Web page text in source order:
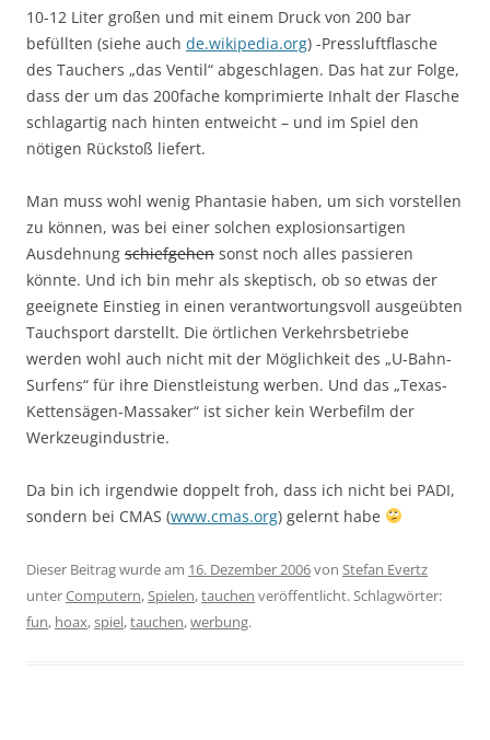
10-12 Liter großen und mit einem Druck von 200 bar
befüllten (siehe auch de.wikipedia.org) -Pressluftflasche
des Tauchers „das Ventil“ abgeschlagen. Das hat zur Folge,
dass der um das 200fache komprimierte Inhalt der Flasche
schlagartig nach hinten entweicht – und im Spiel den
nötigen Rückstoß liefert.
Man muss wohl wenig Phantasie haben, um sich vorstellen
zu können, was bei einer solchen explosionsartigen
Ausdehnung schiefgehen sonst noch alles passieren
könnte. Und ich bin mehr als skeptisch, ob so etwas der
geeignete Einstieg in einen verantwortungsvoll ausgeübten
Tauchsport darstellt. Die örtlichen Verkehrsbetriebe
werden wohl auch nicht mit der Möglichkeit des „U-Bahn-
Surfens“ für ihre Dienstleistung werben. Und das „Texas-
Kettensägen-Massaker“ ist sicher kein Werbefilm der
Werkzeugindustrie.
Da bin ich irgendwie doppelt froh, dass ich nicht bei PADI,
sondern bei CMAS (www.cmas.org) gelernt habe
Dieser Beitrag wurde am 16. Dezember 2006von Stefan Evertz
unterComputern,Spielen,tauchen veröffentlicht. Schlagwörter:
fun, hoax,spiel,tauchen,werbung.